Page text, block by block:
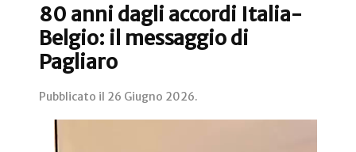
80 anni dagli accordi Italia-
Belgio: il messaggio di
Pagliaro
Pubblicato il 26 Giugno 2026.